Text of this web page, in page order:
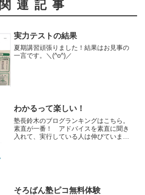
関連記事
実力テストの結果
夏期講習頑張りました！結果はお見事の
一言です。＼(^o^)／
わかるって楽しい！
塾長鈴木のブログランキングはこちら。
素直が一番！ アドバイスを素直に聞き
入れて、実行している人は伸びていま
そろばん塾ピコ無料体験